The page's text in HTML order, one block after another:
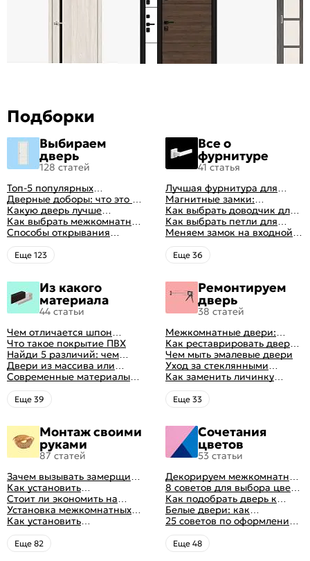
Подборки
Выбираем
дверь
128 статей
Топ-5 популярных
межкомнатных дверей
Дверные доборы: что это и
зачем они нужны
Какую дверь лучше
поставить в ванную
комнату
Как выбрать межкомнатные
двери: какие
межкомнатные двери
лучше
Способы открывания
межкомнатных дверей (с
фото-примерами)
Eще 123
Все о
фурнитуре
41 статья
Лучшая фурнитура для
дверей: как выбрать
правильно
Магнитные замки:
особенности и принцип
работы
Как выбрать доводчик для
входной двери: советы от
профессионалов
Как выбрать петли для
межкомнатных дверей
Меняем замок на входной
двери
Eще 36
Из какого
материала
44 статьи
Чем отличается шпон
натуральный от шпона
файн-лайн
Что такое покрытие ПВХ
Найди 5 различий: чем
отличаются двери пвх от
ламинированных
Двери из массива или
шпона: какие лучше
выбрать
Современные материалы
межкомнатных дверей,
виды межкомнатных
дверей по материалу
Eще 39
Ремонтируем
дверь
38 статей
Межкомнатные двери:
правила ухода
Как реставрировать дверь в
домашних условиях
Чем мыть эмалевые двери
Уход за стеклянными
дверями
Как заменить личинку
замка самостоятельно
Eще 33
Монтаж своими
руками
87 статей
Зачем вызывать замерщика
для установки дверей
Как установить
межкомнатную дверь
самостоятельно: советы
профессионала
Стоит ли экономить на
установке дверей
Установка межкомнатных
дверей своими руками:
правила монтажа,
инструкция и полезные
советы
Как установить
металлические двери в
квартире
Eще 82
Сочетания
цветов
53 статьи
Декорируем межкомнатные
двери в стиле винтаж
своими руками (с
оригинальными фото-
идеями)
8 советов для выбора цвета
межкомнатных дверей
Как подобрать дверь к
интерьеру квартиры
Белые двери: как
гармонично вписать их в
интерьер
25 советов по оформлению
дверного проема без двери
+ 50 фото
Eще 48